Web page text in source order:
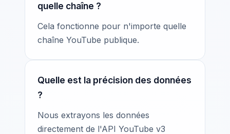
quelle chaîne ?
Cela fonctionne pour n'importe quelle
chaîne YouTube publique.
Quelle est la précision des données
?
Nous extrayons les données
directement de l'API YouTube v3